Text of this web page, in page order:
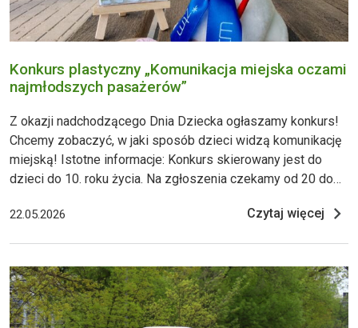
Konkurs plastyczny „Komunikacja miejska oczami
najmłodszych pasażerów”
Z okazji nadchodzącego Dnia Dziecka ogłaszamy konkurs!
Chcemy zobaczyć, w jaki sposób dzieci widzą komunikację
miejską! Istotne informacje: Konkurs skierowany jest do
dzieci do 10. roku życia. Na zgłoszenia czekamy od 20 do
odzwierciedlać temat konkursu i być wykonana
22.05.2026 Czytaj więcej